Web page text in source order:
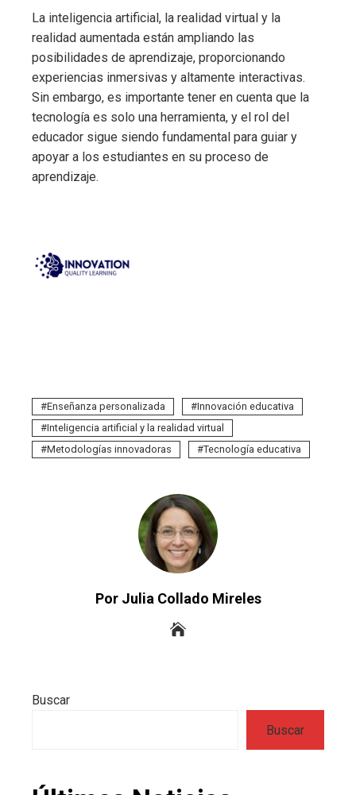
La inteligencia artificial, la realidad virtual y la
realidad aumentada están ampliando las
posibilidades de aprendizaje, proporcionando
experiencias inmersivas y altamente interactivas.
Sin embargo, es importante tener en cuenta que la
tecnología es solo una herramienta, y el rol del
educador sigue siendo fundamental para guiar y
apoyar a los estudiantes en su proceso de
aprendizaje.
Enseñanza personalizada
Innovación educativa
Inteligencia artificial y la realidad virtual
Metodologías innovadoras
Tecnología educativa
Por Julia Collado Mireles
Buscar
Buscar